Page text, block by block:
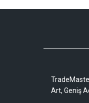
Art, Geniş